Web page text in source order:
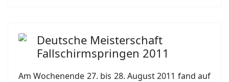
Deutsche Meisterschaft
Fallschirmspringen 2011
Am Wochenende 27. bis 28. August 2011 fand auf